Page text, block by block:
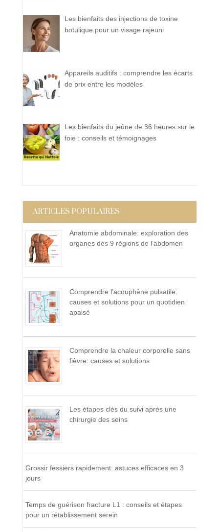
Les bienfaits des injections de toxine
botulique pour un visage rajeuni
Appareils auditifs : comprendre les écarts
de prix entre les modèles
Les bienfaits du jeûne de 36 heures sur le
foie : conseils et témoignages
ARTICLES POPULAIRES
Anatomie abdominale: exploration des
organes des 9 régions de l’abdomen
Comprendre l’acouphène pulsatile:
causes et solutions pour un quotidien
apaisé
Comprendre la chaleur corporelle sans
fièvre: causes et solutions
Les étapes clés du suivi après une
chirurgie des seins
Grossir fessiers rapidement: astuces efficaces en 3
jours
Temps de guérison fracture L1 : conseils et étapes
pour un rétablissement serein